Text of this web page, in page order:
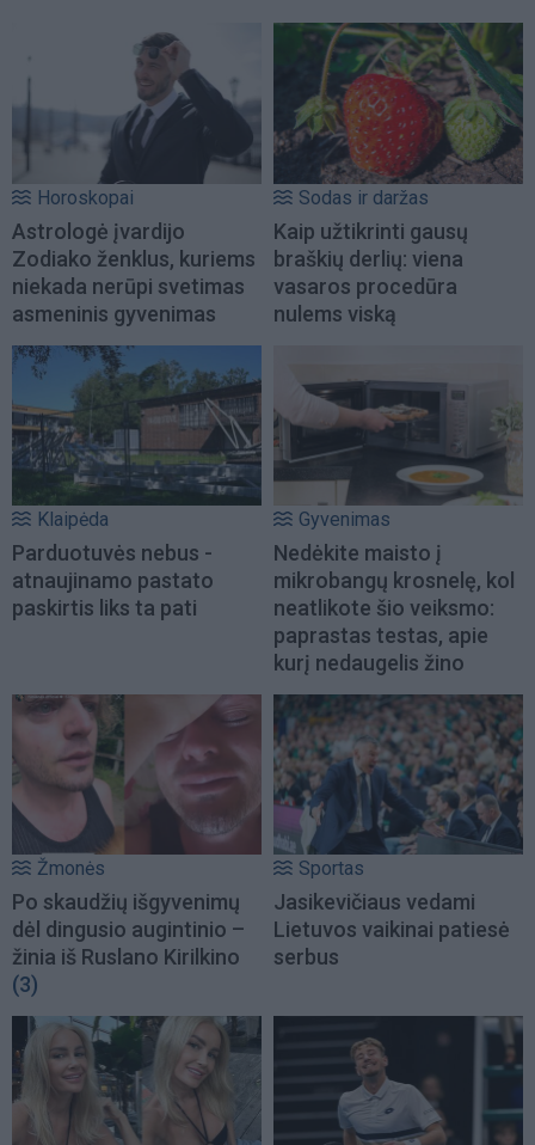
Horoskopai
Astrologė įvardijo
Zodiako ženklus, kuriems
niekada nerūpi svetimas
asmeninis gyvenimas
Sodas ir daržas
Kaip užtikrinti gausų
braškių derlių: viena
vasaros procedūra
nulems viską
Klaipėda
Parduotuvės nebus -
atnaujinamo pastato
paskirtis liks ta pati
Gyvenimas
Nedėkite maisto į
mikrobangų krosnelę, kol
neatlikote šio veiksmo:
paprastas testas, apie
kurį nedaugelis žino
Žmonės
Po skaudžių išgyvenimų
dėl dingusio augintinio –
žinia iš Ruslano Kirilkino
(3)
Sportas
Jasikevičiaus vedami
Lietuvos vaikinai patiesė
serbus